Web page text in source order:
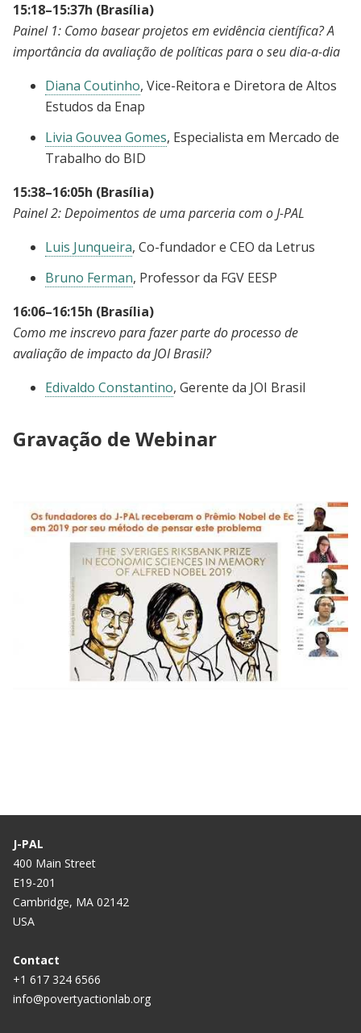
15:18–15:37h (Brasília)
Painel 1: Como basear projetos em evidência científica? A
importância da avaliação de políticas para o seu dia-a-dia
Diana Coutinho, Vice-Reitora e Diretora de Altos
Estudos da Enap
Livia Gouvea Gomes, Especialista em Mercado de
Trabalho do BID
15:38–16:05h (Brasília)
Painel 2: Depoimentos de uma parceria com o J-PAL
Luis Junqueira, Co-fundador e CEO da Letrus
Bruno Ferman, Professor da FGV EESP
16:06–16:15h (Brasília)
Como me inscrevo para fazer parte do processo de
avaliação de impacto da JOI Brasil?
Edivaldo Constantino, Gerente da JOI Brasil
Gravação de Webinar
J-PAL
400 Main Street
E19-201
Cambridge, MA 02142
USA
Contact
+1 617 324 6566
info@povertyactionlab.org